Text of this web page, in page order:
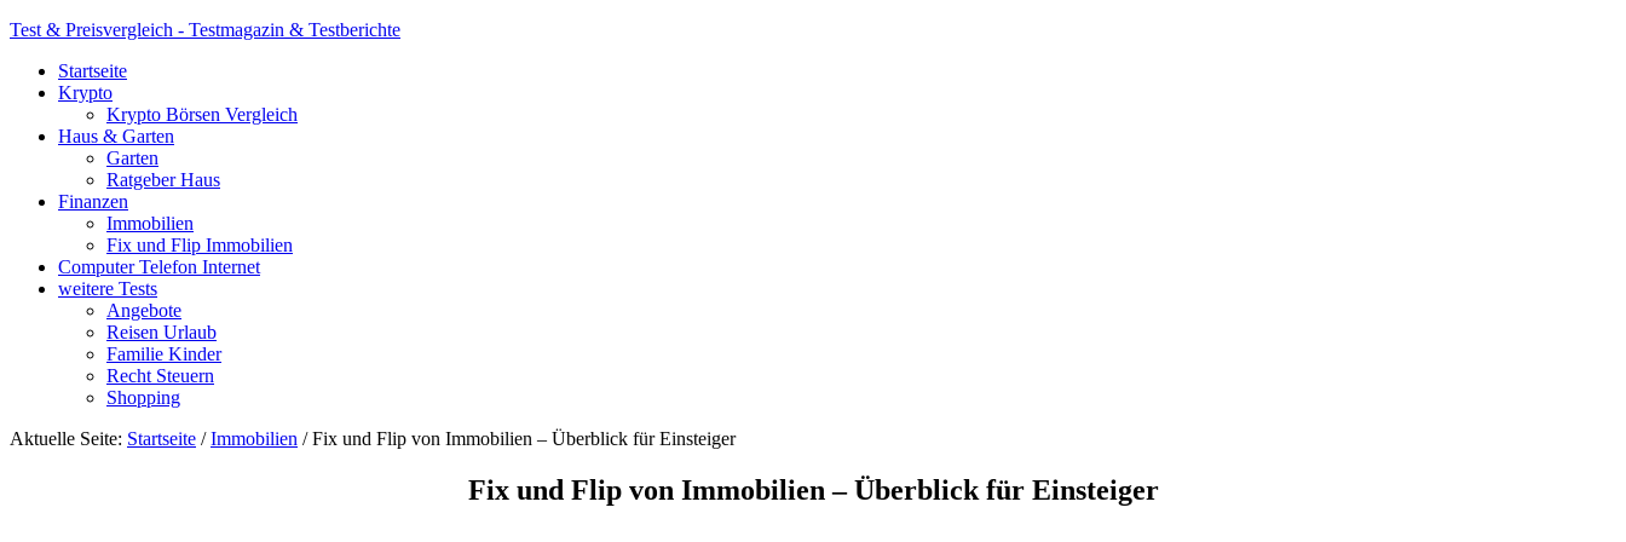
Test & Preisvergleich - Testmagazin & Testberichte
Startseite
Krypto
Krypto Börsen Vergleich
Haus & Garten
Garten
Ratgeber Haus
Finanzen
Immobilien
Fix und Flip Immobilien
Computer Telefon Internet
weitere Tests
Angebote
Reisen Urlaub
Familie Kinder
Recht Steuern
Shopping
Aktuelle Seite: Startseite / Immobilien /Fix und Flip von Immobilien – Überblick für Einsteiger
Fix und Flip von Immobilien – Überblick für Einsteiger